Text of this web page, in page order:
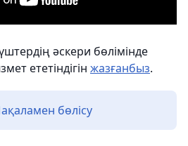
әскери бөлімінде
ететіндігін жазғанбыз.
бөлісу